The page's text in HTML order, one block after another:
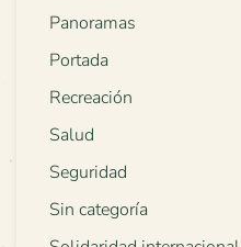
Panoramas
Portada
Recreación
Salud
Seguridad
Sin categoría